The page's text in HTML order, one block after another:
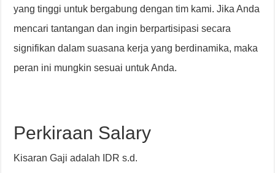
yang tinggi untuk bergabung dengan tim kami. Jika Anda
mencari tantangan dan ingin berpartisipasi secara
signifikan dalam suasana kerja yang berdinamika, maka
peran ini mungkin sesuai untuk Anda.
Perkiraan Salary
Kisaran Gaji adalah IDR s.d.